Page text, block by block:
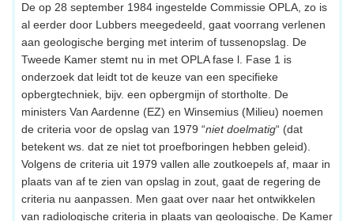
De op 28 september 1984 ingestelde Commissie OPLA, zo is
al eerder door Lubbers meegedeeld, gaat voorrang verlenen
aan geologische berging met interim of tussenopslag. De
Tweede Kamer stemt nu in met OPLA fase l. Fase 1 is
onderzoek dat leidt tot de keuze van een specifieke
opbergtechniek, bijv. een opbergmijn of stortholte. De
ministers Van Aardenne (EZ) en Winsemius (Milieu) noemen
de criteria voor de opslag van 1979 “niet doelmatig“ (dat
betekent ws. dat ze niet tot proefboringen hebben geleid).
Volgens de criteria uit 1979 vallen alle zoutkoepels af, maar in
plaats van af te zien van opslag in zout, gaat de regering de
criteria nu aanpassen. Men gaat over naar het ontwikkelen
van radiologische criteria in plaats van geologische. De Kamer